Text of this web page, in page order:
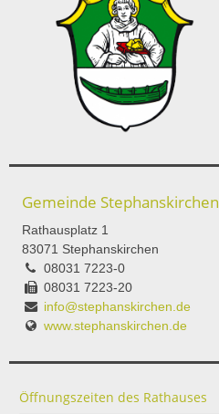
Gemeinde Stephanskirchen
Rathausplatz 1
83071 Stephanskirchen
08031 7223-0
08031 7223-20
info@stephanskirchen.de
www.stephanskirchen.de
Öffnungszeiten des Rathauses